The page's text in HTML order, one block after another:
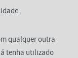
qualquer outra
tenha utilizado